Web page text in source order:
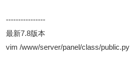
----------------
最新7.8版本
vim /www/server/panel/class/public.py